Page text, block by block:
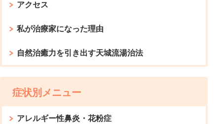
アクセス
私が治療家になった理由
自然治癒力を引き出す天城流湯治法
症状別メニュー
アレルギー性鼻炎・花粉症